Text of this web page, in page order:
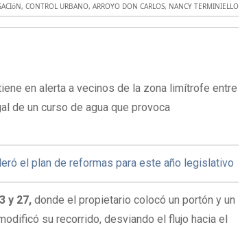
,CONTROL URBANO,ARROYO DON CARLOS, NANCY TERMINIELLO
en alerta a vecinos de la zona limítrofe entre
de un curso de agua que provoca
el plan de reformas para este año legislativo
y 27, donde el propietario colocó un portón y un
su recorrido, desviando el flujo hacia el